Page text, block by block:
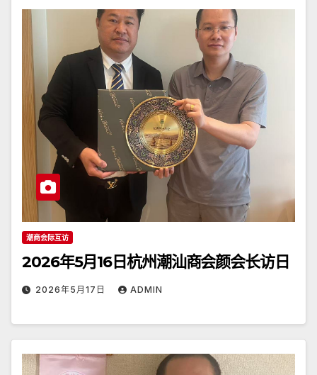
潮商会际互访
2026年5月16日杭州潮汕商会颜会长访日
2026年5月17日 ADMIN